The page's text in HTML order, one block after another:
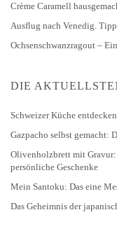
Crème Caramell
Ausflug nach Venedig.
Ochsenschwanzragout –
DIE
Schweizer Küche
Gazpacho selbst gemacht:
Olivenholzbrett mit
persönliche Geschenke
Mein Santoku: Das eine
Das Geheimnis der